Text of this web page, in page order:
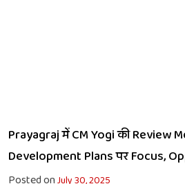
Prayagraj में CM Yogi की Review
Development Plans पर Focus,
Posted onJuly 30, 2025